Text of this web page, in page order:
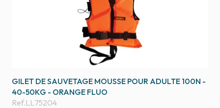
GILET DE SAUVETAGE MOUSSE POUR ADULTE 100N -
40-50KG - ORANGE FLUO
Ref.LL75204